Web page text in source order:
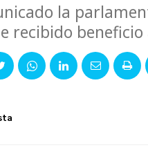
la
recibido beneficio